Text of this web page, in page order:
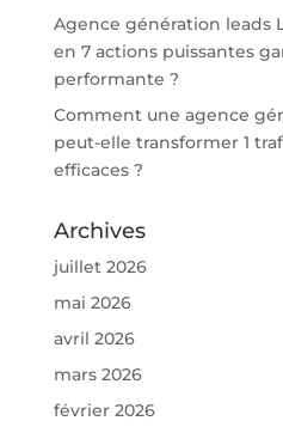
Agence génération leads
en 7 actions puissantes
performante ?
Comment une agence
peut-elle transformer 1
efficaces ?
Archives
juillet 2026
mai 2026
avril 2026
mars 2026
février 2026